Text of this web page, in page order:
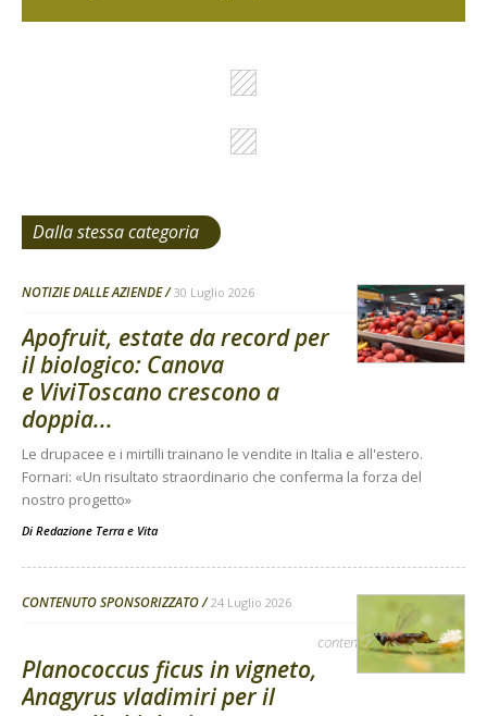
Dalla stessa categoria
NOTIZIE DALLE AZIENDE 30 Luglio 2026
Apofruit, estate da record per
il biologico: Canova
e ViviToscano crescono a
doppia...
Le drupacee e i mirtilli trainano le vendite in Italia e all'estero.
Fornari: «Un risultato straordinario che conferma la forza del
nostro progetto»
Di Redazione Terra e Vita
CONTENUTO SPONSORIZZATO 24 Luglio 2026
contenuto sponsorizzato
Planococcus ficus in vigneto,
Anagyrus vladimiri per il